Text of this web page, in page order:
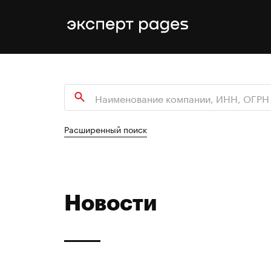
Расширенный поиск
Новости